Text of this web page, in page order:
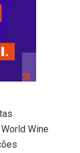
Wine